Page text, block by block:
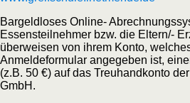
Bargeldloses Online-
Essensteilnehmer bzw. die Eltern/-
überweisen von ihrem Konto,
Anmeldeformular angegeben ist,
(z.B. 50 €) auf das Treuhandkonto
GmbH.